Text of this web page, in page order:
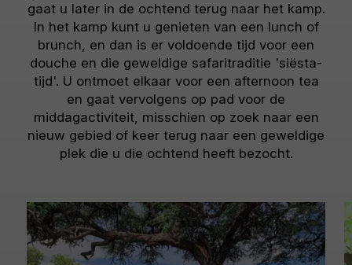
gaat u later in de ochtend terug naar het kamp.
In het kamp kunt u genieten van een lunch of
brunch, en dan is er voldoende tijd voor een
douche en die geweldige safaritraditie 'siësta-
tijd'. U ontmoet elkaar voor een afternoon tea
en gaat vervolgens op pad voor de
middagactiviteit, misschien op zoek naar een
nieuw gebied of keer terug naar een geweldige
plek die u die ochtend heeft bezocht.